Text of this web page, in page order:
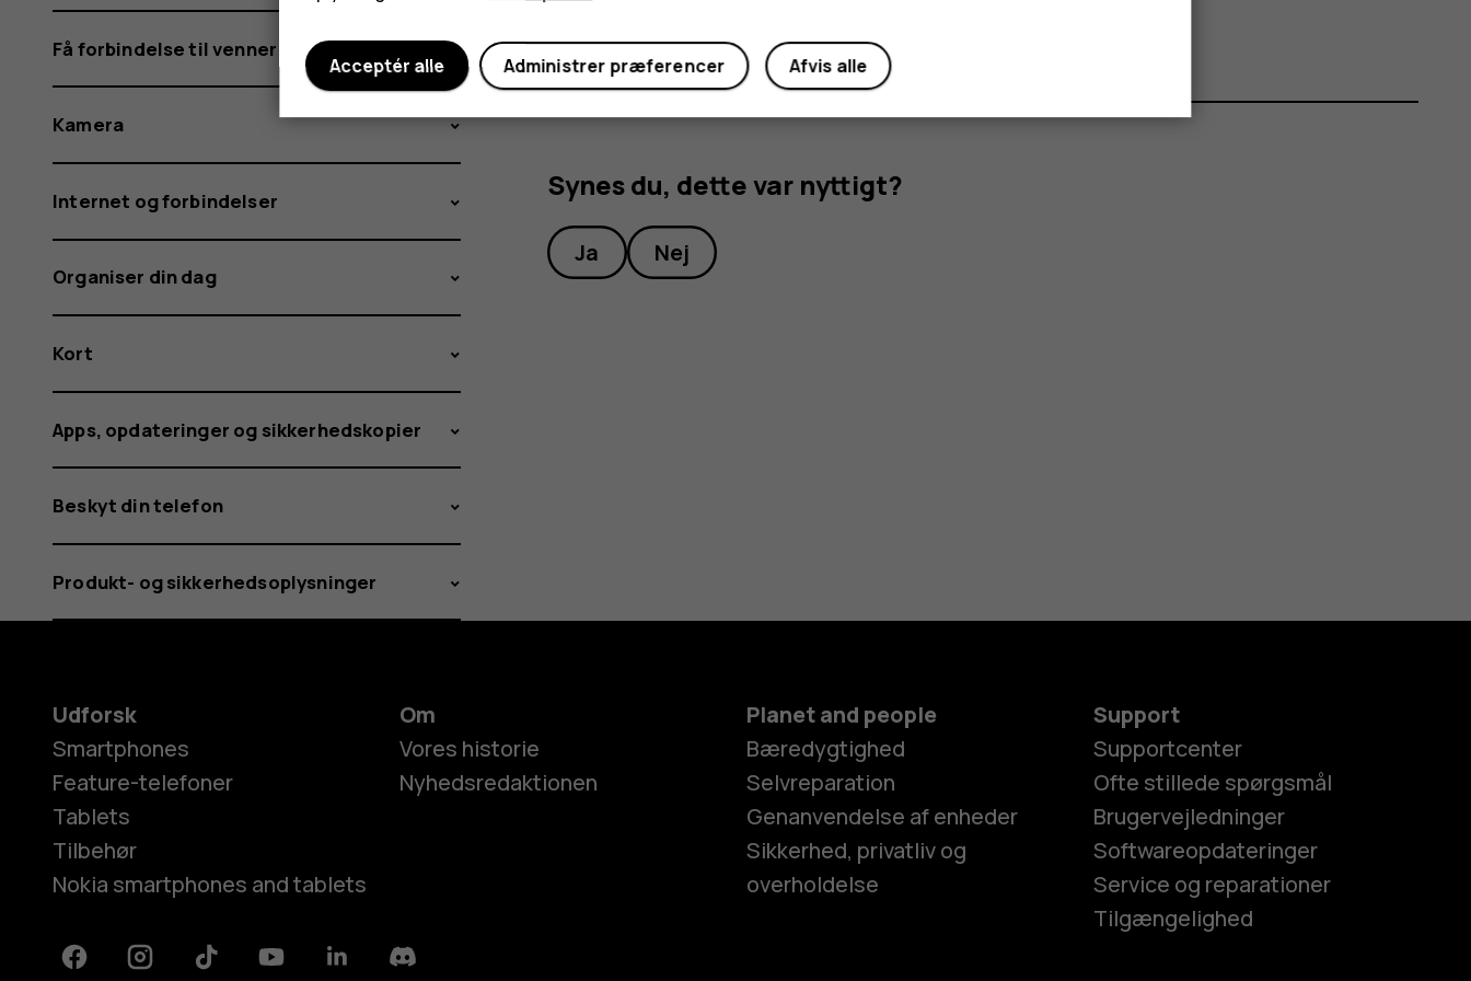
Synes du, dette var nyttigt?
Ja Nej
Få forbindelse til venner og familie
Kamera
Internet og forbindelser
Organiser din dag
Kort
Apps, opdateringer og sikkerhedskopier
Beskyt din telefon
Produkt- og sikkerhedsoplysninger
Udforsk
Smartphones
Feature-telefoner
Tablets
Tilbehør
Nokia smartphones and tablets
Om
Vores historie
Nyhedsredaktionen
Planet and people
Bæredygtighed
Selvreparation
Genanvendelse af enheder
Sikkerhed, privatliv og
overholdelse
Support
Supportcenter
Ofte stillede spørgsmål
Brugervejledninger
Softwareopdateringer
Service og reparationer
Tilgængelighed
FacebookInstagramTiktok YoutubeLinkedinDiscord
Afvis alle
Administrer præferencer
Acceptér alle